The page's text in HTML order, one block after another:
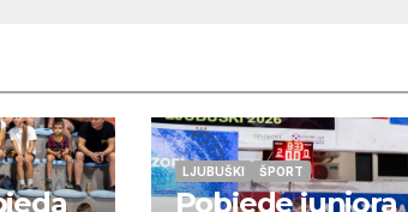
LJUBUŠKI ŠPORT
Pobjede juniora